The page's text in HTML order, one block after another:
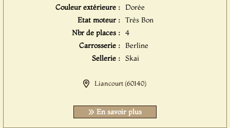
Couleur extérieure : Dorée
Etat moteur : Très Bon
Nbr de places : 4
Carrosserie : Berline
Sellerie : Skai
Liancourt (60140)
En savoir plus